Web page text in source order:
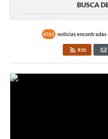
BUSCA
4761 notícias encontradas
RSS